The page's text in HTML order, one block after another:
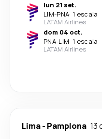
lun 21 set.
LIM-PNA· 1 escala
LATAM Airlines
dom 04 oct.
PNA-LIM· 1 escala
LATAM Airlines
Lima- Pamplona 13